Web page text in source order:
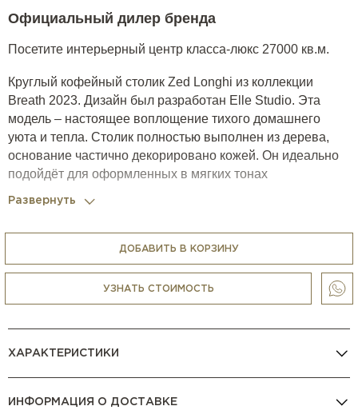
Официальный дилер бренда
Посетите интерьерный центр класса-люкс 27000 кв.м.
Круглый кофейный столик Zed Longhi из коллекции
Breath 2023. Дизайн был разработан Elle Studio. Эта
модель – настоящее воплощение тихого домашнего
уюта и тепла. Столик полностью выполнен из дерева,
основание частично декорировано кожей. Он идеально
подойдёт для оформленных в мягких тонах
Развернуть
ДОБАВИТЬ В КОРЗИНУ
УЗНАТЬ СТОИМОСТЬ
ХАРАКТЕРИСТИКИ
ИНФОРМАЦИЯ О ДОСТАВКЕ